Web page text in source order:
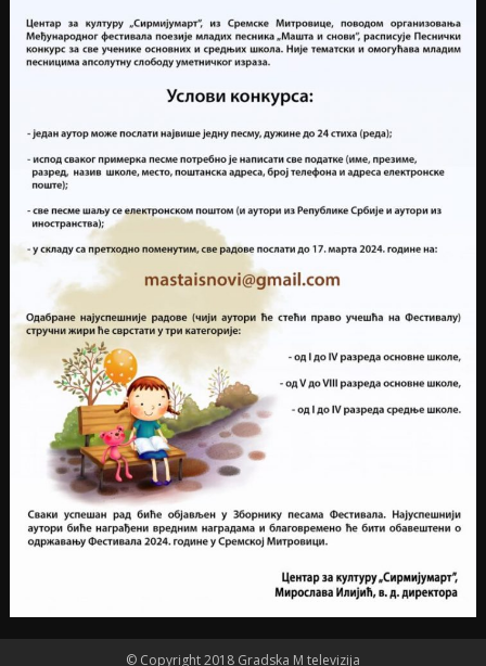
© Copyright 2018 Gradska M televizija